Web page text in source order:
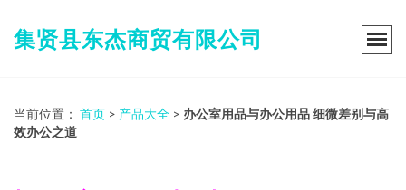
集贤县东杰商贸有限公司
当前位置： 首页 > 产品大全 > 办公室用品与办公用品 细微差别与高
效办公之道